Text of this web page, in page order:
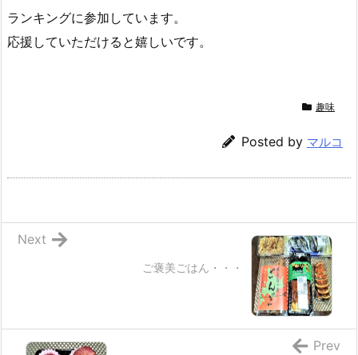
ランキングに参加しています。
応援していただけると嬉しいです。
趣味
Posted by マルコ
ご褒美ごはん・・・
Next
Prev